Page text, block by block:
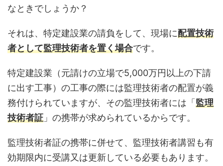
なときでしょうか？
それは、特定建設業の請負をして、現場に配置技術
者として監理技術者を置く場合です。
特定建設業（元請けの立場で5,000万円以上の下請
に出す工事）の工事の際には監理技術者の配置が義
務付けられていますが、その監理技術者には「 監理
技術者証 」の携帯が求められているからです。
監理技術者証の携帯に併せて、監理技術者講習も有
効期限内に受講又は更新している必要もあります。